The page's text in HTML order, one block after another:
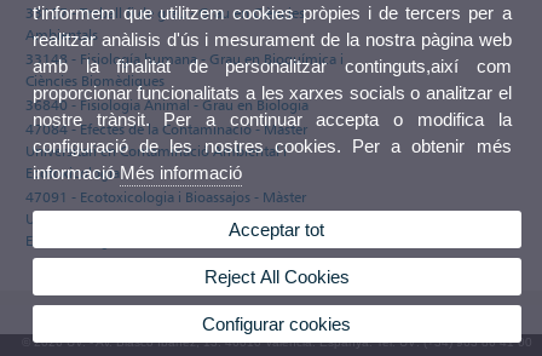
33107 - Treball fi de grau - Grau en Ciències
Ambientals
33148 - Fisiología humana - Grau en Bioquímica i
Ciències Biomèdiques
36840 - Fisiologia Animal - Grau en Biologia
47084 - Efectes de la Contaminació - Màster
Universitari en Contaminació Ambiental i
Ecotoxicologia
47091 - Ecotoxicologia i Bioassajos - Màster
Universitari en Contaminació Ambiental i
Ecotoxicologia
© 2026 UV. - Av. Blasco Ibáñez, 13. 46010 València. Espanya. Tel. UV: (+34) 963 86 41 00
t'informem que utilitzem cookies pròpies i de tercers per a
realitzar anàlisis d'ús i mesurament de la nostra pàgina web
amb la finalitat de personalitzar continguts,així com
proporcionar funcionalitats a les xarxes socials o analitzar el
nostre trànsit. Per a continuar accepta o modifica la
configuració de les nostres cookies. Per a obtenir més
informacióMés informació
Acceptar tot
Reject All Cookies
Configurar cookies